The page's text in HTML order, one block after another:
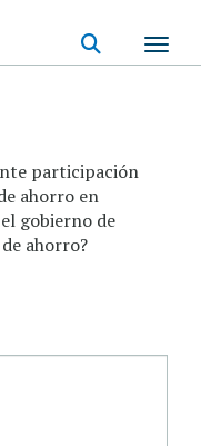
participación
ahorro en
gobierno de
ahorro?